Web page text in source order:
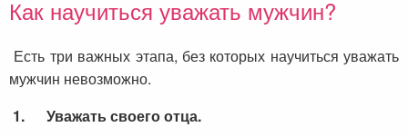
Как научиться уважать мужчин?
Есть три важных этапа, без которых научиться уважать
мужчин невозможно.
1. Уважать своего отца.